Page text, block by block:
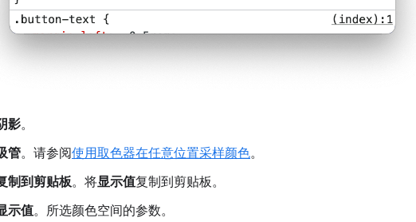
影。
管。请参阅使用取色器在任意位置采样颜色。
制到剪贴板。将显示值复制到剪贴板。
示值。所选颜色空间的参数。